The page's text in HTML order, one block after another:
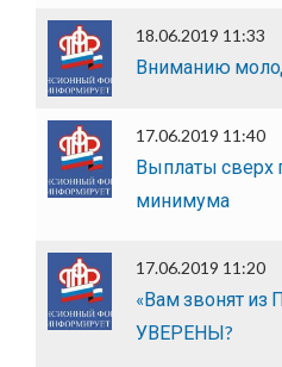
18.06.2019 11:33
Вниманию
17.06.2019 11:40
Выплаты сверх
минимума
17.06.2019 11:20
«Вам звонят из
УВЕРЕНЫ?